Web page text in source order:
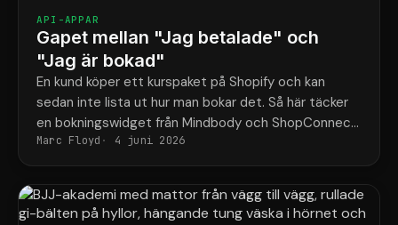
API-APPAR
Gapet mellan "Jag betalade" och
"Jag är bokad"
En kund köper ett kurspaket på Shopify och kan
sedan inte lista ut hur man bokar det. Så här täcker
en bokningswidget från Mindbody och ShopConnect
den luckan för gott.
Marc Floyd 4 juni 2026